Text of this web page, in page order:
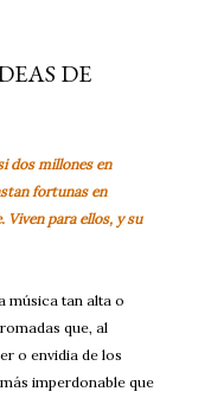
DE
dos millones en
fortunas en
Viven para ellos, y su
música tan alta o
que, al
o envidia de los
imperdonable que